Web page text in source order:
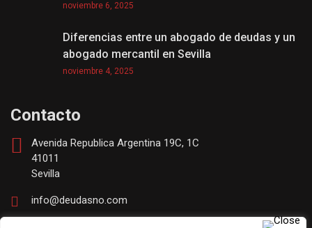
noviembre 6, 2025
Diferencias entre un abogado de deudas y un
abogado mercantil en Sevilla
noviembre 4, 2025
Contacto
Avenida Republica Argentina 19C, 1C
41011
Sevilla
info@deudasno.com